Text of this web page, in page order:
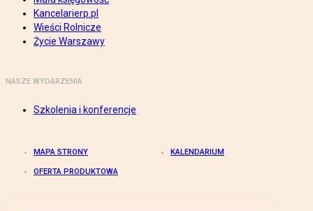
Kancelarierp.pl
Wieści Rolnicze
Życie Warszawy
NASZE WYDARZENIA
Szkolenia i konferencje
MAPA STRONY KALENDARIUM
OFERTA PRODUKTOWA